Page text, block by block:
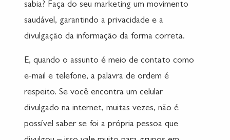
sabia? Faça do seu marketing um movimento
saudável, garantindo a privacidade e a
divulgação da informação da forma correta.
E, quando o assunto é meio de contato como
e-mail e telefone, a palavra de ordem é
respeito. Se você encontra um celular
divulgado na internet, muitas vezes, não é
possível saber se foi a própria pessoa que